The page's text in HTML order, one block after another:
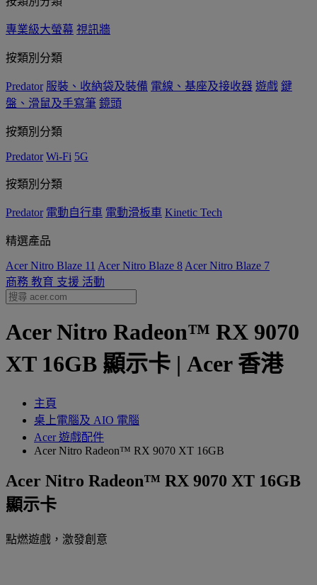
專業級大螢幕 視訊牆
按類別分類
Predator 服裝、收納袋及裝備 電線、基座及接收器 遊戲 鍵
盤、滑鼠及手寫筆 鏡頭
按類別分類
Predator Wi-Fi 5G
按類別分類
Predator 電動自行車 電動滑板車 Kinetic Tech
精選產品
Acer Nitro Blaze 11 Acer Nitro Blaze 8 Acer Nitro Blaze 7
商務 教育 支援 活動
Acer Nitro Radeon™ RX 9070
XT 16GB 顯示卡 | Acer 香港
主頁
桌上電腦及 AIO 電腦
Acer 遊戲配件
Acer Nitro Radeon™ RX 9070 XT 16GB
Acer Nitro Radeon™ RX 9070 XT 16GB
顯示卡
點燃遊戲，激發創意